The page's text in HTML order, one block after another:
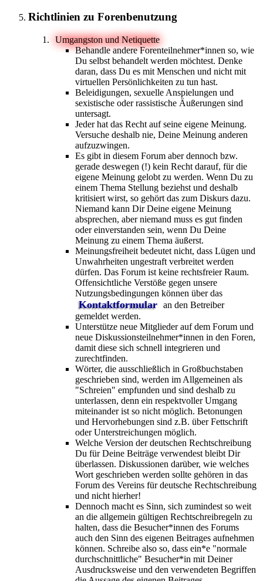
Richtlinien zu Forenbenutzung
Umgangston und Netiquette
Behandle andere Forenteilnehmer*innen so, wie
Du selbst behandelt werden möchtest. Denke
daran, dass Du es mit Menschen und nicht mit
virtuellen Persönlichkeiten zu tun hast.
Beleidigungen, sexuelle Anspielungen und
sexistische oder rassistische Äußerungen sind
untersagt.
Jeder hat das Recht auf seine eigene Meinung.
Versuche deshalb nie, Deine Meinung anderen
aufzuzwingen.
Es gibt in diesem Forum aber dennoch bzw.
gerade deswegen (!) kein Recht darauf, für die
eigene Meinung gelobt zu werden. Wenn Du zu
einem Thema Stellung beziehst und deshalb
kritisiert wirst, so gehört das zum Diskurs dazu.
Niemand kann Dir Deine eigene Meinung
absprechen, aber niemand muss es gut finden
oder einverstanden sein, wenn Du Deine
Meinung zu einem Thema äußerst.
Meinungsfreiheit bedeutet nicht, dass Lügen und
Unwahrheiten ungestraft verbreitet werden
dürfen. Das Forum ist keine rechtsfreier Raum.
Offensichtliche Verstöße gegen unsere
Nutzungsbedingungen können über das
Kontaktformular an den Betreiber
gemeldet werden.
Unterstütze neue Mitglieder auf dem Forum und
neue Diskussionsteilnehmer*innen in den Foren,
damit diese sich schnell integrieren und
zurechtfinden.
Wörter, die ausschließlich in Großbuchstaben
geschrieben sind, werden im Allgemeinen als
"Schreien" empfunden und sind deshalb zu
unterlassen, denn ein respektvoller Umgang
miteinander ist so nicht möglich. Betonungen
und Hervorhebungen sind z.B. über Fettschrift
oder Unterstreichungen möglich.
Welche Version der deutschen Rechtschreibung
Du für Deine Beiträge verwendest bleibt Dir
überlassen. Diskussionen darüber, wie welches
Wort geschrieben werden sollte gehören in das
Forum des Vereins für deutsche Rechtschreibung
und nicht hierher!
Dennoch macht es Sinn, sich zumindest so weit
an die allgemein gültigen Rechtschreibregeln zu
halten, dass die Besucher*innen des Forums
auch den Sinn des eigenen Beitrages aufnehmen
können. Schreibe also so, dass ein*e "normale
durchschnittliche" Besucher*in mit Deiner
Ausdrucksweise und den verwendeten Begriffen